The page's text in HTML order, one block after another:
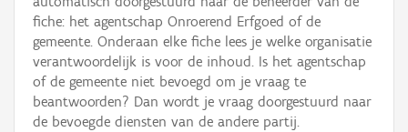
Thema
Gebeurtenis
Persoon of collectief
fiche: het agentschap Onroerend Erfgoed of de
gemeente. Onderaan elke fiche lees je welke organisatie
verantwoordelijk is voor de inhoud. Is het agentschap
of de gemeente niet bevoegd om je vraag te
beantwoorden? Dan wordt je vraag doorgestuurd naar
de bevoegde diensten van de andere partij.